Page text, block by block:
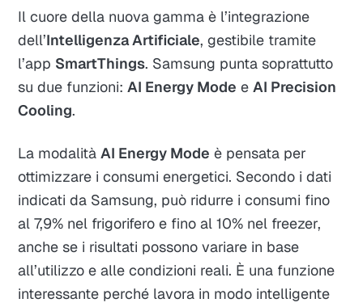
Il cuore della nuova gamma è l’integrazione
dell’Intelligenza Artificiale, gestibile tramite
l’app SmartThings. Samsung punta soprattutto
su due funzioni:AI Energy Mode eAI Precision
Cooling.
La modalitàAI Energy Mode è pensata per
ottimizzare i consumi energetici. Secondo i dati
indicati da Samsung, può ridurre i consumi fino
al 7,9% nel frigorifero e fino al 10% nel freezer,
anche se i risultati possono variare in base
all’utilizzo e alle condizioni reali. È una funzione
interessante perché lavora in modo intelligente